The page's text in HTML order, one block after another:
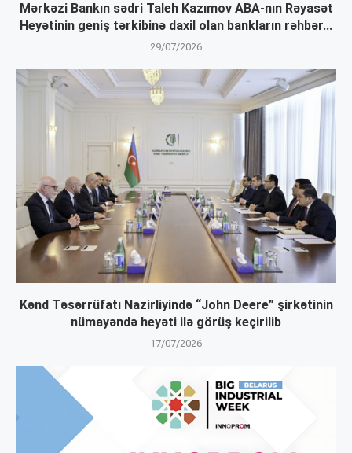
Mərkəzi Bankın sədri Taleh Kazımov ABA-nın Rəyasət
Heyətinin geniş tərkibinə daxil olan bankların rəhbər...
29/07/2026
Kənd Təsərrüfatı Nazirliyində “John Deere” şirkətinin
nümayəndə heyəti ilə görüş keçirilib
17/07/2026